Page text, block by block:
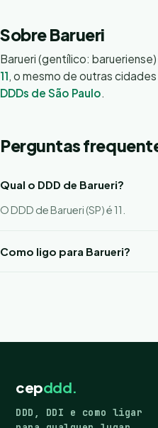
Sobre Barueri
Barueri (gentílico:
11, o mesmo de outras
DDDs de São Paulo.
Perguntas
Qual o DDD de Barueri?
O DDD de Barueri (SP) é 11.
Como ligo para Barueri?
cepddd.
DDD, DDI e como ligar